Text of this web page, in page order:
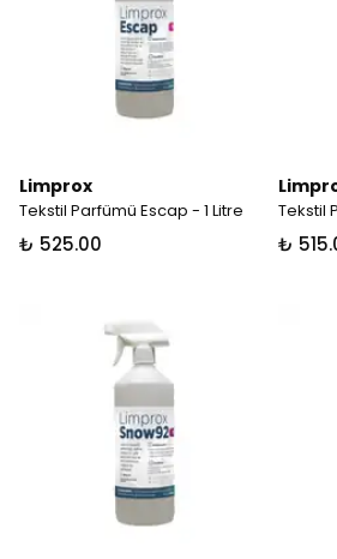
Limprox
Tekstil Parfümü Escap - 1 Litre
₺ 525.00
Tekstil
₺